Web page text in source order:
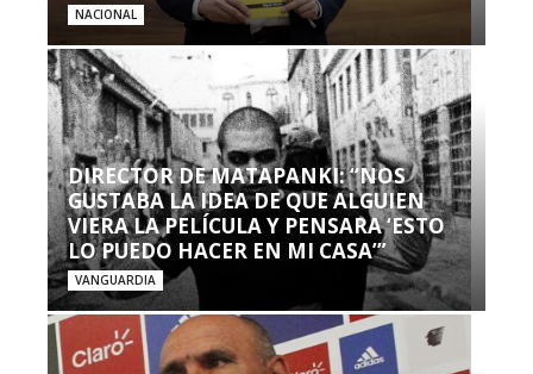
NACIONAL
DIRECTOR DE MATAPANKI: “NOS
GUSTABA LA IDEA DE QUE ALGUIEN
VIERA LA PELÍCULA Y PENSARA ‘ESTO
LO PUEDO HACER EN MI CASA’”
VANGUARDIA